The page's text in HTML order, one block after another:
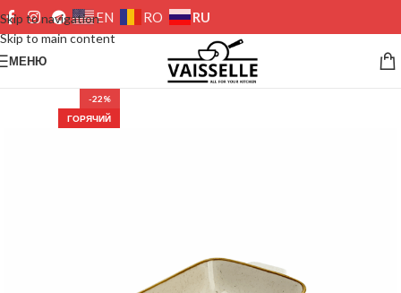
Skip to navigation
Skip to main content
EN RO RU
МЕНЮ
-22%
ГОРЯЧИЙ